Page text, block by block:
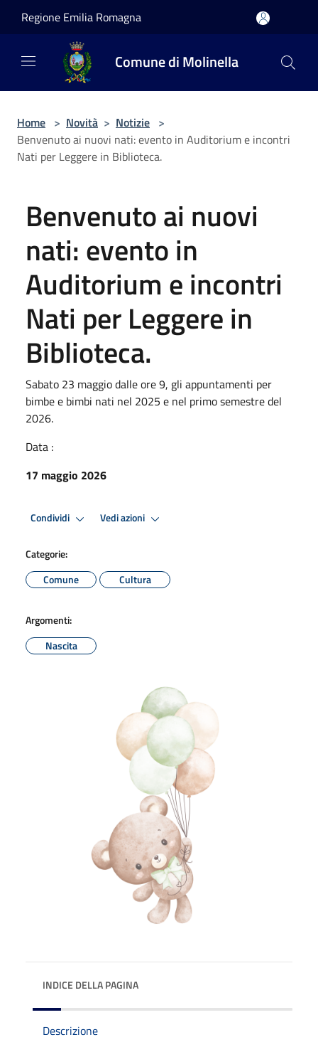
Regione Emilia Romagna
Comune di Molinella
Home > Novità > Notizie >
Benvenuto ai nuovi nati: evento in Auditorium e incontri
Nati per Leggere in Biblioteca.
Benvenuto ai nuovi
nati: evento in
Auditorium e incontri
Nati per Leggere in
Biblioteca.
Sabato 23 maggio dalle ore 9, gli appuntamenti per
bimbe e bimbi nati nel 2025 e nel primo semestre del
2026.
Data :
17 maggio 2026
Condividi Vedi azioni
Categorie:
Comune
Cultura
Argomenti:
Nascita
INDICE DELLA PAGINA
Descrizione